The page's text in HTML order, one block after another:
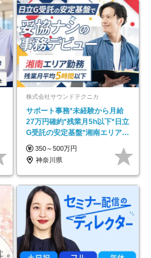
株式会社サウンドテクニカ
サポート事務*未経験から月給
27万円確約*残業月5h以下*日立
G受託の安定基盤*湘南エリア勤
務
350～500万円
神奈川県